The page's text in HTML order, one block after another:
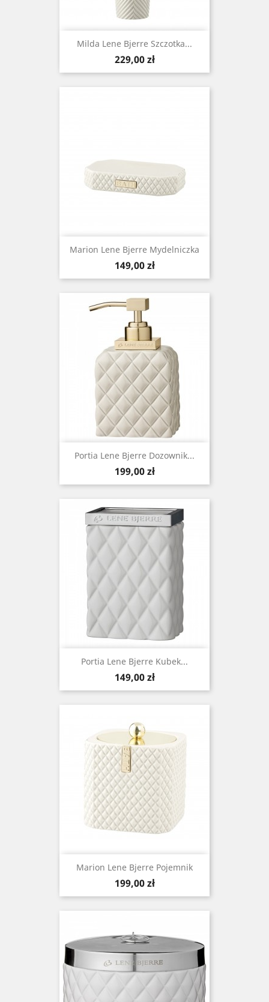
Milda Lene Bjerre Szczotka...
Cena
229,00 zł
Marion Lene Bjerre Mydelniczka
Cena
149,00 zł
Portia Lene Bjerre Dozownik...
Cena
199,00 zł
Portia Lene Bjerre Kubek...
Cena
149,00 zł
Marion Lene Bjerre Pojemnik
Cena
199,00 zł